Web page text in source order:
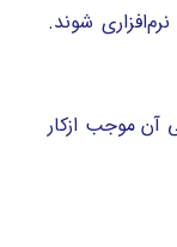
شوند.
آن موجب ازکار